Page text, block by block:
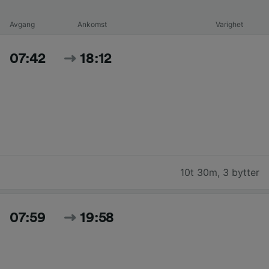
Avgang Ankomst Varighet
07:42 18:12
10t 30m, 3 bytter
07:59 19:58